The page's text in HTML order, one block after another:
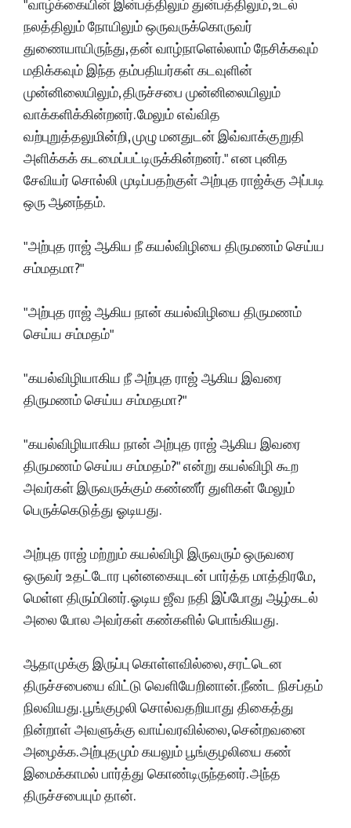
"வாழ்க்கையின் இன்பத்திலும் துன்பத்திலும், உடல்
நலத்திலும் நோயிலும் ஒருவருக்கொருவர்
துணையாயிருந்து, தன் வாழ்நாளெல்லாம் நேசிக்கவும்
மதிக்கவும் இந்த தம்பதியர்கள் கடவுளின்
முன்னிலையிலும், திருச்சபை முன்னிலையிலும்
வாக்களிக்கின்றனர். மேலும் எவ்வித
வற்புறுத்தலுமின்றி, முழு மனதுடன் இவ்வாக்குறுதி
அளிக்கக் கடமைப்பட்டிருக்கின்றனர்." என புனித
சேவியர் சொல்லி முடிப்பதற்குள் அற்புத ராஜ்க்கு அப்படி
ஒரு ஆனந்தம்.
"அற்புத ராஜ் ஆகிய நீ கயல்விழியை திருமணம் செய்ய
சம்மதமா?"
"அற்புத ராஜ் ஆகிய நான் கயல்விழியை திருமணம்
செய்ய சம்மதம்"
"கயல்விழியாகிய நீ அற்புத ராஜ் ஆகிய இவரை
திருமணம் செய்ய சம்மதமா?"
"கயல்விழியாகிய நான் அற்புத ராஜ் ஆகிய இவரை
திருமணம் செய்ய சம்மதம்?" என்று கயல்விழி கூற
அவர்கள் இருவருக்கும் கண்ணீர் துளிகள் மேலும்
பெருக்கெடுத்து ஓடியது.
அற்புத ராஜ் மற்றும் கயல்விழி இருவரும் ஒருவரை
ஒருவர் உதட்டோர புன்னகையுடன் பார்த்த மாத்திரமே,
மெள்ள திரும்பினர். ஓடிய ஜீவ நதி இப்போது ஆழ்கடல்
அலை போல அவர்கள் கண்களில் பொங்கியது.
ஆதாமுக்கு இருப்பு கொள்ளவில்லை, சரட்டென
திருச்சபையை விட்டு வெளியேறினான். நீண்ட நிசப்தம்
நிலவியது. பூங்குழலி சொல்வதறியாது திகைத்து
நின்றாள் அவளுக்கு வாய்வரவில்லை, சென்றவனை
அழைக்க. அற்புதமும் கயலும் பூங்குழலியை கண்
இமைக்காமல் பார்த்து கொண்டிருந்தனர். அந்த
திருச்சபையும் தான்.